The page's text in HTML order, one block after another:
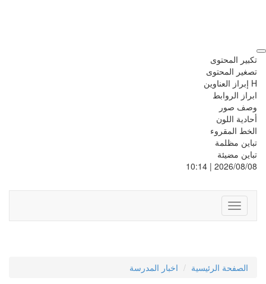
تكبير المحتوى
تصغير المحتوى
H إبراز العناوين
ابراز الروابط
وصف صور
أحادية اللون
الخط المقروء
تباين مظلمة
تباين مضيئة
2026/08/08 | 10:14
Toggle
navigation
الصفحة الرئيسية اخبار المدرسة